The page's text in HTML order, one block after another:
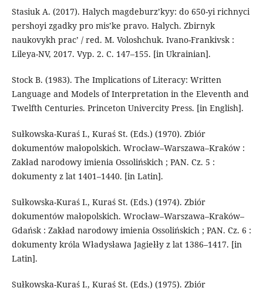
Stasiuk A. (2017). Halych magdeburz’kyy: do 650-yi richnyci
pershoyi zgadky pro mis’ke pravo. Halych. Zbirnyk
naukovykh prac’ / red. М. Voloshchuk. Ivano-Frankivsk :
Lileya-NV, 2017. Vyp. 2. С. 147–155. [in Ukrainian].
Stock B. (1983). The Implications of Literacy: Written
Language and Models of Interpretation in the Eleventh and
Twelfth Centuries. Princeton Univercity Press. [in English].
Sułkowska-Kuraś I., Kuraś St. (Eds.) (1970). Zbiór
dokumentów małopolskich. Wrocław–Warszawa–Kraków :
Zakład narodowy imienia Ossolińskich ; PAN. Cz. 5 :
dokumenty z lat 1401–1440. [in Latin].
Sułkowska-Kuraś I., Kuraś St. (Eds.) (1974). Zbiór
dokumentów małopolskich. Wrocław–Warszawa–Kraków–
Gdańsk : Zakład narodowy imienia Ossolińskich ; PAN. Cz. 6 :
dokumenty króla Władysława Jagiełły z lat 1386–1417. [in
Latin].
Sułkowska-Kuraś I., Kuraś St. (Eds.) (1975). Zbiór